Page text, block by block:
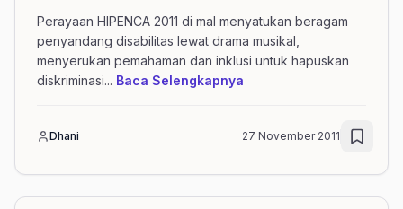
Perayaan HIPENCA 2011 di mal menyatukan beragam
penyandang disabilitas lewat drama musikal,
menyerukan pemahaman dan inklusi untuk hapuskan
diskriminasi... Baca Selengkapnya
Dhani 27 November 2011